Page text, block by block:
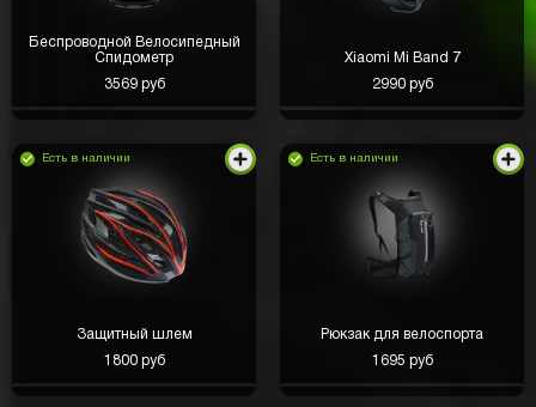
Беспроводной Велосипедный
Спидометр
3569 руб
Xiaomi Mi Band 7
2990 руб
Есть в наличии
Защитный шлем
1800 руб
Есть в наличии
Рюкзак для велоспорта
1695 руб